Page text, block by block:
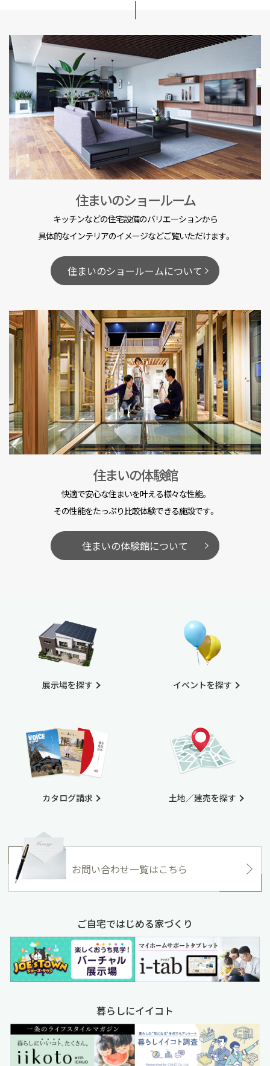
住まいのショールーム
キッチンなどの住宅設備のバリエーションから
具体的なインテリアのイメージなどご覧いただけます。
住まいのショールームについて
住まいの体験館
快適で安心な住まいを叶える様々な性能。
その性能をたっぷり比較体験できる施設です。
住まいの体験館について
展示場を探す
カタログ請求
イベントを探す
土地／建売を探す
お問い合わせ一覧はこちら
ご自宅ではじめる家づくり
暮らしにイイコト